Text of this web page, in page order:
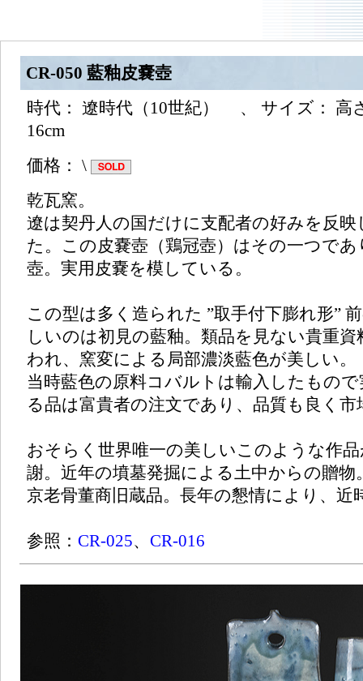
CR-050 藍釉皮嚢壺
時代： 遼時代（10世紀） 、 サイズ： 高
16cm
価格： \
乾瓦窯。
遼は契丹人の国だけに支配者の好みを反
た。この皮嚢壺（鶏冠壺）はその一つで
壺。実用皮嚢を模している。
この型は多く造られた ”取手付下膨れ形”
しいのは初見の藍釉。類品を見ない貴重
われ、窯変による局部濃淡藍色が美しい。
当時藍色の原料コバルトは輸入したもの
る品は富貴者の注文であり、品質も良く市
おそらく世界唯一の美しいこのような作
謝。近年の墳墓発掘による土中からの贈
京老骨董商旧蔵品。長年の懇情により、近
参照： CR-025、 CR-016